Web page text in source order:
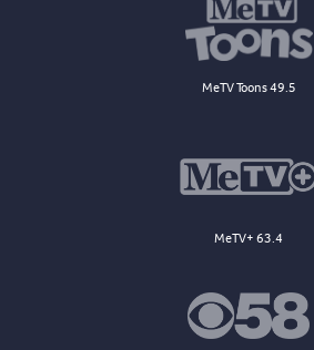
MeTV Toons 49.5
MeTV+ 63.4